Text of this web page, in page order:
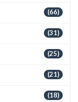
(66)
(31)
(25)
(21)
(18)